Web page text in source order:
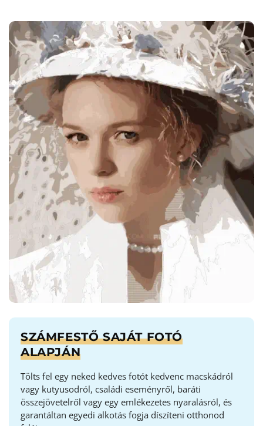
SZÁMFESTŐ SAJÁT FOTÓ
ALAPJÁN
Tölts fel egy neked kedves fotót kedvenc macskádról
vagy kutyusodról, családi eseményről, baráti
összejövetelről vagy egy emlékezetes nyaralásról, és
garantáltan egyedi alkotás fogja díszíteni otthonod